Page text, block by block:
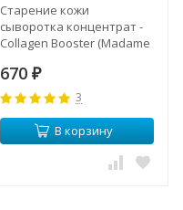
Старение кожи
сыворотка концентрат -
Collagen Booster (Madame
670 ₽
3
В корзину